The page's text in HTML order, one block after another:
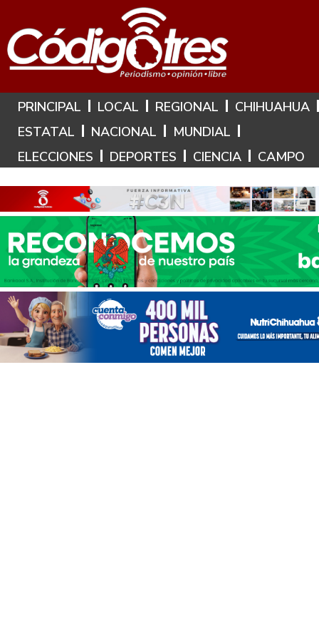
Hoy es: 8 de Agosto de 2026
PRINCIPAL LOCAL REGIONAL
CHIHUAHUA
ESTATAL
NACIONAL
MUNDIAL
ELECCIONES
DEPORTES CIENCIA CAMPO